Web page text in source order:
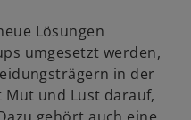
Lösungen
umgesetzt werden,
in der
und Lust darauf,